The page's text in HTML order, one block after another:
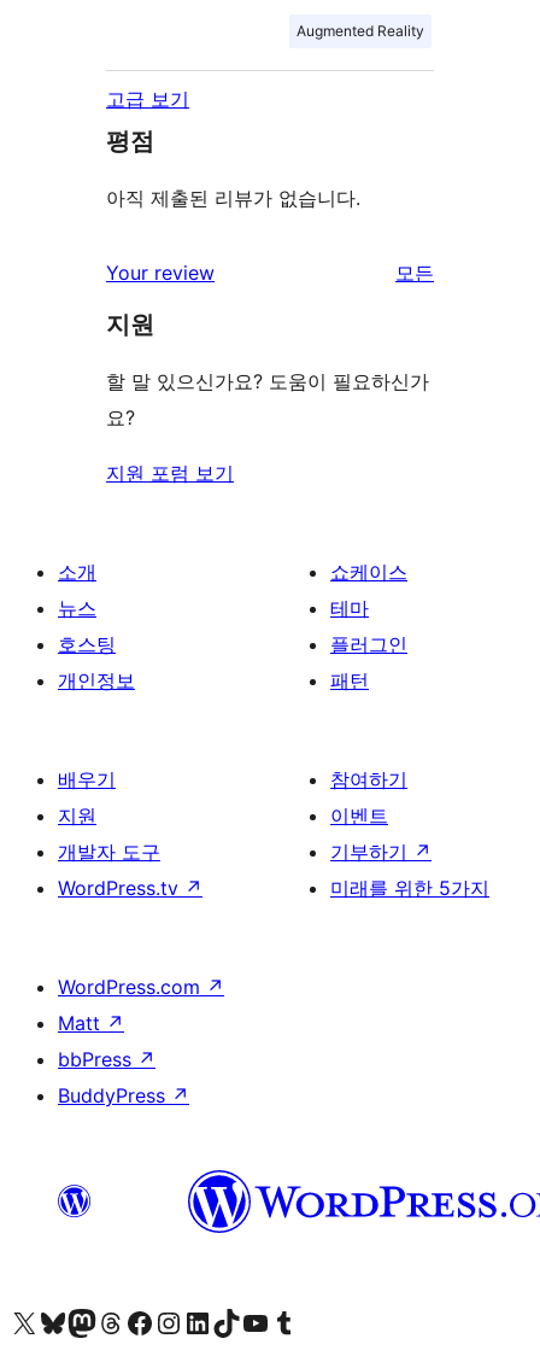
Augmented Reality
고급 보기
평점
아직 제출된 리뷰가 없습니다.
Your review
모든
보
지원
할 말 있으신가요? 도움이 필요하신가
요?
지원 포럼 보기
소개
뉴스
호스팅
개인정보
쇼케이스
테마
플러그인
패턴
배우기
지원
개발자 도구
WordPress.tv ↗
참여하기
이벤트
기부하기 ↗
미래를 위한 5가지
WordPress.com ↗
Matt ↗
bbPress ↗
BuddyPress ↗
X(이전 트위터) 계정 방문하기블루스카이 계정 방문하기마스토돈 계정 방문하기스레드 계정 방문하기 페이스북 페이지 방문하기인스타그램 계정 방문하기 LinkedIn 계정 방문하기틱톡 계정 방문하기유튜브 채널 방문하기 텀블러 계정 방문하기